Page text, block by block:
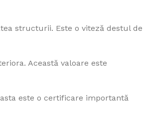
structurii. Este o viteză destul de
Această valoare este
este o certificare importantă